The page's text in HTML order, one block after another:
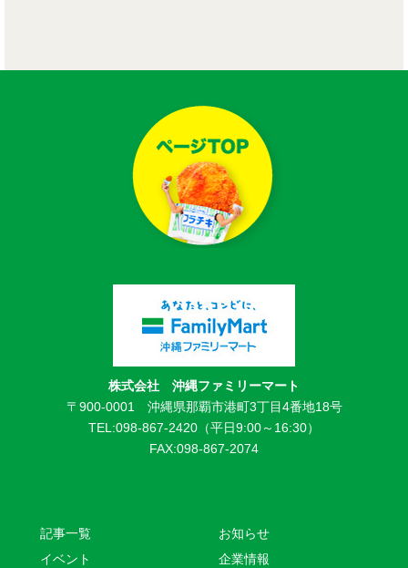
株式会社 沖縄ファミリーマート
〒900-0001 沖縄県那覇市港町3丁目4番地18号
TEL:098-867-2420（平日9:00～16:30）
FAX:098-867-2074
記事一覧
イベント
お知らせ
企業情報